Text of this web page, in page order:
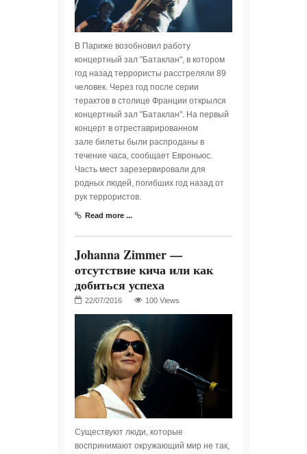
В Париже возобновил работу
концертный зал "Батаклан", в котором
год назад террористы расстреляли 89
человек. Через год после серии
терактов в столице Франции открылся
концертный зал "Батаклан". На первый
концерт в отреставрированном
зале билеты были распроданы в
течение часа, сообщает Евроньюс.
Часть мест зарезервировали для
родных людей, погибших год назад от
рук террористов.
Read more ...
Johanna Zimmer —
отсутствие кича или как
добиться успеха
100 Views
Существуют люди, которые
воспринимают окружающий мир не так,